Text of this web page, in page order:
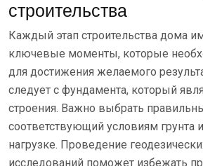
строительства
Каждый этап строительства дома
ключевые моменты, которые
для достижения желаемого
следует с фундамента, который
строения. Важно выбрать
соответствующий условиям грунта
нагрузке. Проведение
исследований поможет избежать